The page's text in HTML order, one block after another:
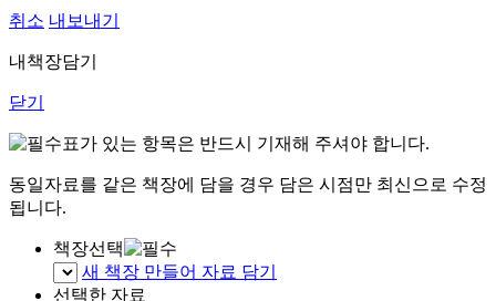
취소 내보내기
내책장담기
닫기
표가 있는 항목은 반드시 기재해 주셔야 합니다.
동일자료를 같은 책장에 담을 경우 담은 시점만 최신으로 수정
됩니다.
책장선택
새 책장 만들어 자료 담기
선택한 자료